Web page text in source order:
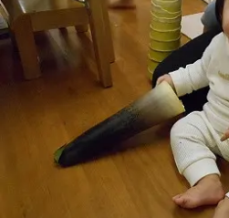
都
から
東京都